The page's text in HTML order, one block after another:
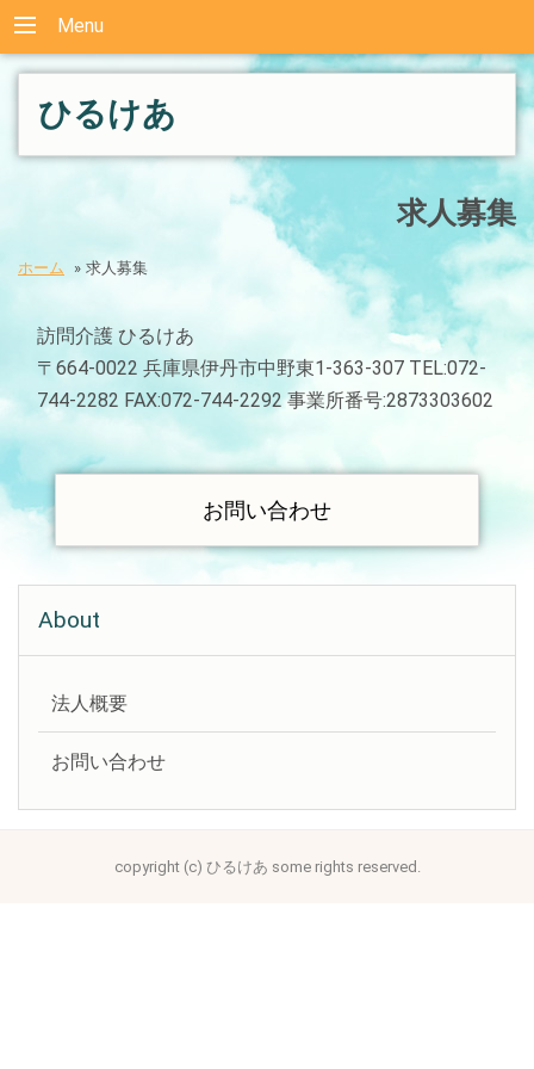
Menu
ひるけあ
求人募集
ホーム » 求人募集
訪問介護 ひるけあ
〒664-0022 兵庫県伊丹市中野東1-363-307 TEL:072-
744-2282 FAX:072-744-2292 事業所番号:2873303602
お問い合わせ
About
法人概要
お問い合わせ
copyright (c) ひるけあ some rights reserved.